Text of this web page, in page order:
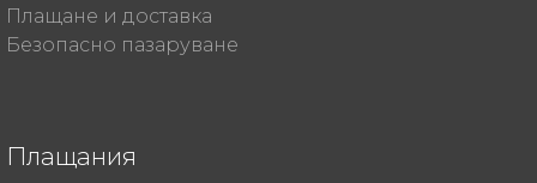
Плащане и доставка
Безопасно пазаруване
Плащания